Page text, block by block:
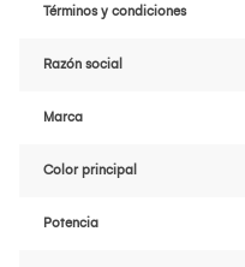
Términos y condiciones
Razón social
Marca
Color principal
Potencia